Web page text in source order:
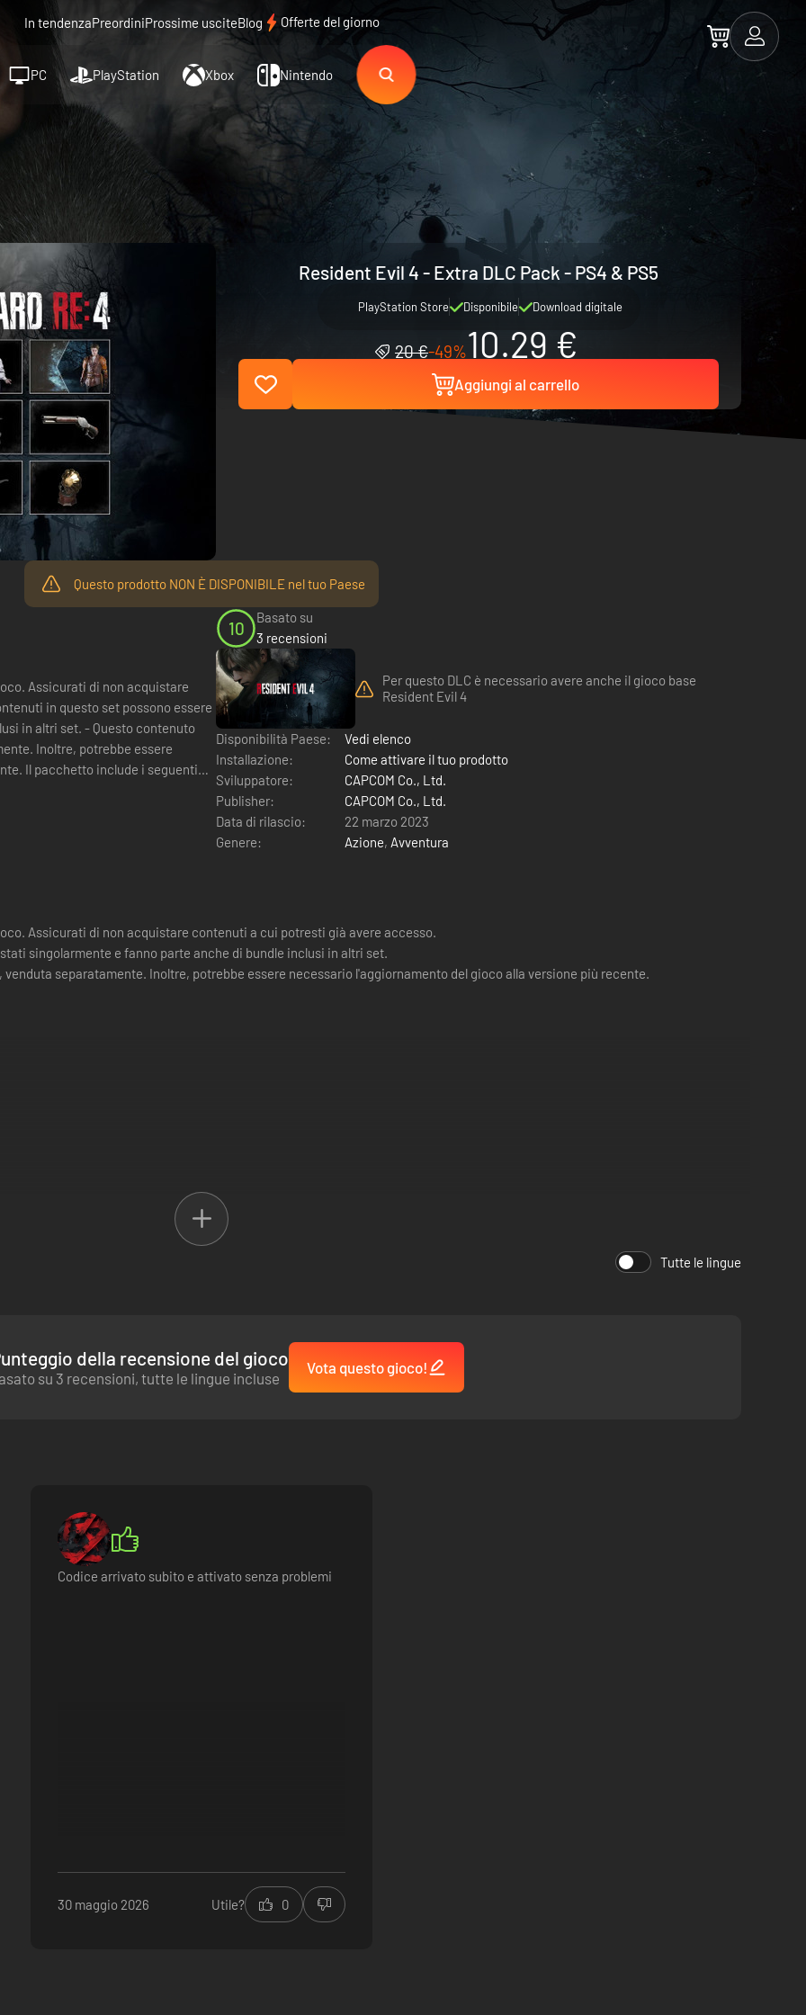
In tendenzaPreordiniProssime usciteBlog Offerte del giorno
PC PlayStation Xbox Nintendo
Resident Evil 4 - Extra DLC Pack - PS4 & PS5
PlayStation Store Disponibile Download digitale
20 €-49%10.29 €
Aggiungi al carrello
Questo prodotto NON È DISPONIBILE nel tuo Paese
Assicurati di non acquistare
in questo set possono essere
in altri set. - Questo contenuto
Inoltre, potrebbe essere
10
Basato su
3 recensioni
Per questo DLC è necessario avere anche il gioco base
Resident Evil 4
Disponibilità Paese:
Vedi elenco
Installazione:
Come attivare il tuo prodotto
Sviluppatore:
CAPCOM Co., Ltd.
Publisher:
CAPCOM Co., Ltd.
Data di rilascio:
22 marzo 2023
Genere:
Azione, Avventura
Assicurati di non acquistare contenuti a cui potresti già avere accesso.
singolarmente e fanno parte anche di bundle inclusi in altri set.
separatamente. Inoltre, potrebbe essere necessario l'aggiornamento del gioco alla versione più recente.
di Resident Evil 4. Non sono compatibili (neanche parzialmente) con il contenuto extra a pagamento, Separate Ways:
Tutte le lingue
della recensione del gioco
su 3 recensioni, tutte le lingue incluse
Vota questo gioco!
Codice arrivato subito e attivato senza problemi
30 maggio 2026 Utile? 0